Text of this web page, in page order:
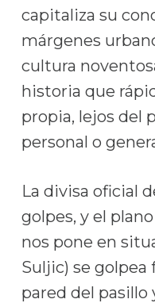
capitaliza su
márgenes
cultura
historia que
propia, lejos del
personal o
La divisa oficial
golpes, y el
nos pone en
Suljic) se
pared del pasillo